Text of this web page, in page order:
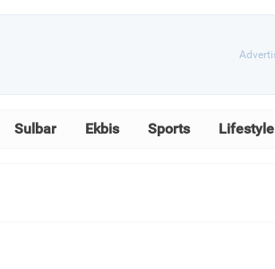
Sulbar Ekbis Sports Lifestyle